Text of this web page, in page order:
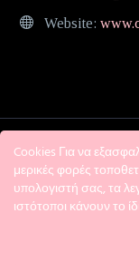
Website:
Cookies Για να
μερικές φορές
υπολογιστή σας, τα
ιστότοποι κάνουν το